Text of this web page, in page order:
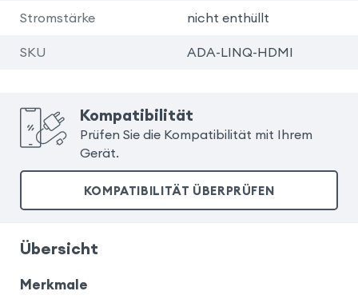
Stromstärke nicht enthüllt
SKU ADA-LINQ-HDMI
Kompatibilität
Prüfen Sie die Kompatibilität mit Ihrem
Gerät.
KOMPATIBILITÄT ÜBERPRÜFEN
Übersicht
Merkmale